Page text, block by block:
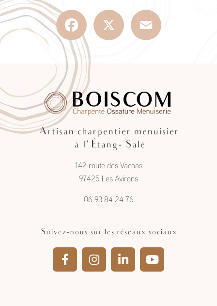
Facebook
Artisan charpentier menuisier
à l'Étang- Salé
142 route des Vacoas
97425 Les Avirons
06 93 84 24 76
Suivez-nous sur les réseaux sociaux